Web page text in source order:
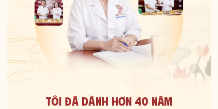
Tôi Đã Dành Hơn 40 Năm